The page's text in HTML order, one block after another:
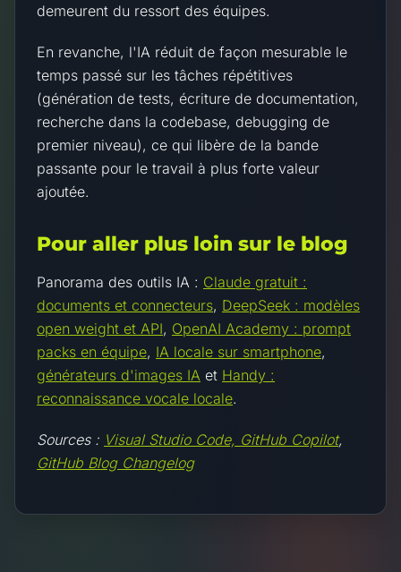
demeurent du ressort des équipes.
En revanche, l'IA réduit de façon mesurable le
temps passé sur les tâches répétitives
(génération de tests, écriture de documentation,
recherche dans la codebase, debugging de
premier niveau), ce qui libère de la bande
passante pour le travail à plus forte valeur
ajoutée.
Pour aller plus loin sur le blog
Panorama des outils IA : Claude gratuit :
documents et connecteurs, DeepSeek : modèles
open weight et API, OpenAI Academy : prompt
packs en équipe, IA locale sur smartphone,
générateurs d'images IA et Handy :
reconnaissance vocale locale.
Sources : Visual Studio Code, GitHub Copilot,
GitHub Blog Changelog